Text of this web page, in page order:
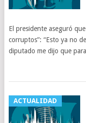
El presidente aseguró
corruptos”: “Esto ya no
diputado me dijo que
ACTUALIDAD